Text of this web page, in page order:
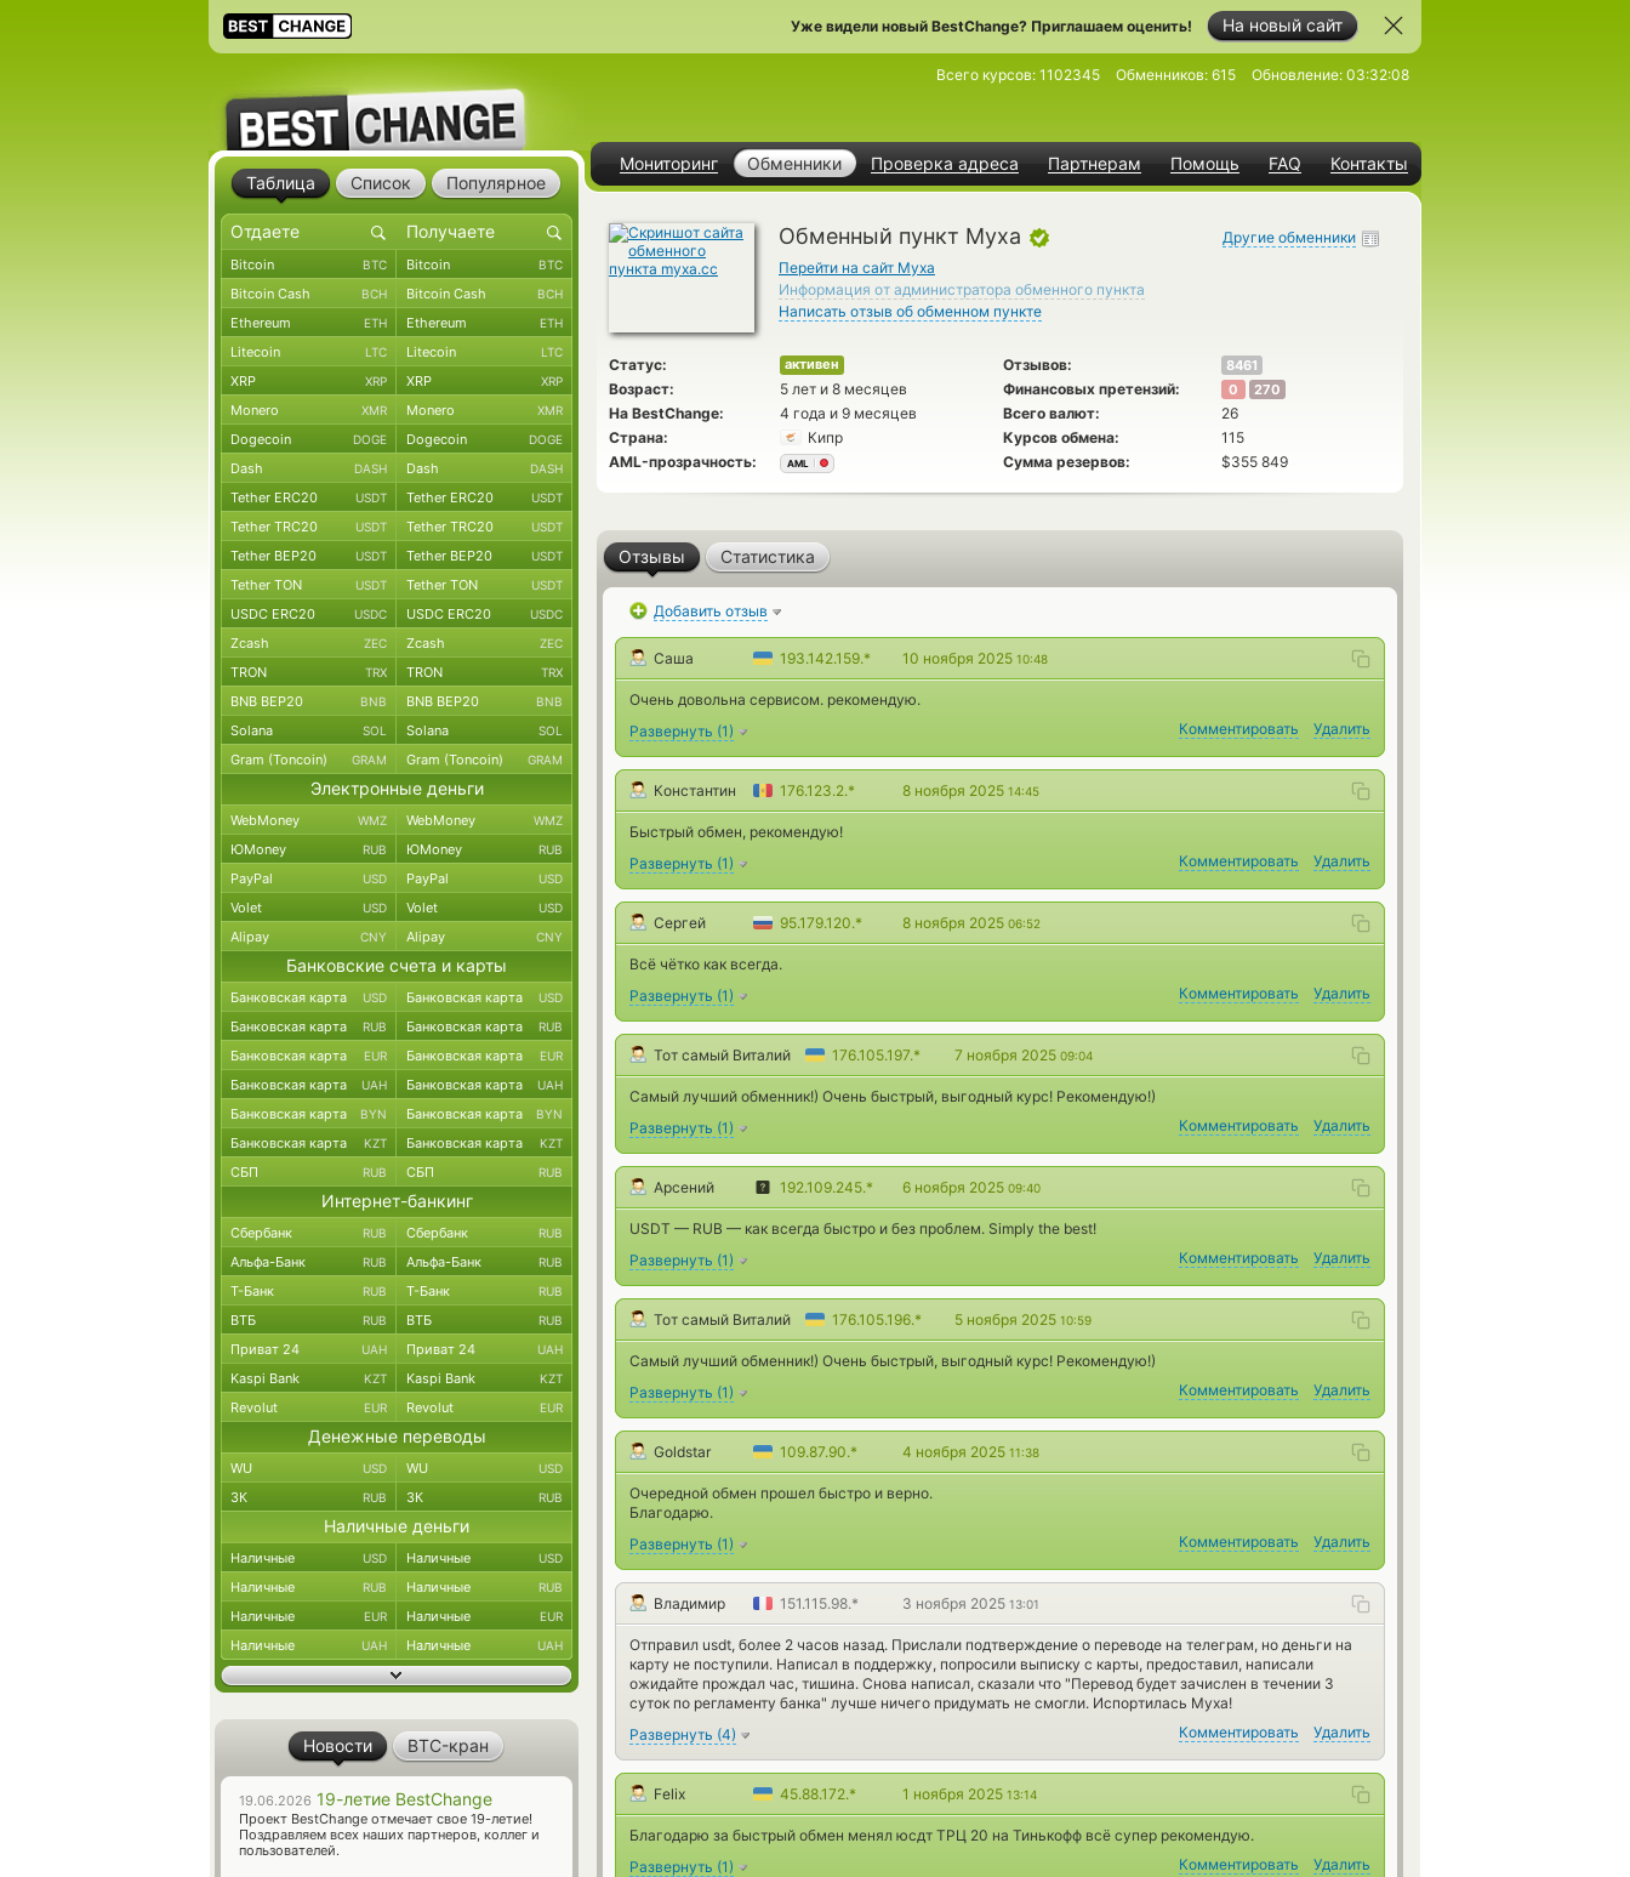
На новый сайт
Уже видели новый BestChange? Приглашаем оценить!
Мониторинг Обменники Проверка адреса Партнерам Помощь FAQ Контакты
Всего курсов: 1102345 Обменников: 615 Обновление: 03:32:08
Обменный пункт Муха
Перейти на сайт Муха
Информация от администратора обменного пункта
Написать отзыв об обменном пункте
Другие обменники
Статус: активен Отзывов: 8461
Возраст: 5 лет и 8 месяцев Финансовых претензий: 0 270
На BestChange: 4 года и 9 месяцев Всего валют:
26
Страна:
Кипр Курсов обмена:
115
AML-прозрачность:
AML Сумма резервов: $355 849
Отзывы Статистика
Добавить отзыв
Саша 193.142.159.* 10 ноября 2025 10:48
Очень довольна сервисом. рекомендую.
Развернуть (1) Комментировать Удалить
Константин 176.123.2.* 8 ноября 2025 14:45
Быстрый обмен, рекомендую!
Развернуть (1) Комментировать Удалить
Сергей 95.179.120.* 8 ноября 2025 06:52
Всё чётко как всегда.
Развернуть (1) Комментировать Удалить
Тот самый Виталий 176.105.197.* 7 ноября 2025 09:04
Самый лучший обменник!) Очень быстрый, выгодный курс! Рекомендую!)
Развернуть (1) Комментировать Удалить
Арсений 192.109.245.* 6 ноября 2025 09:40
USDT — RUB — как всегда быстро и без проблем. Simply the best!
Развернуть (1) Комментировать Удалить
Тот самый Виталий 176.105.196.* 5 ноября 2025 10:59
Самый лучший обменник!) Очень быстрый, выгодный курс! Рекомендую!)
Развернуть (1) Комментировать Удалить
Goldstar 109.87.90.* 4 ноября 2025 11:38
Очередной обмен прошел быстро и верно.
Благодарю.
Развернуть (1) Комментировать Удалить
Владимир 151.115.98.* 3 ноября 2025 13:01
Отправил usdt, более 2 часов назад. Прислали подтверждение о переводе на телеграм, но деньги на
карту не поступили. Написал в поддержку, попросили выписку с карты, предоставил, написали
ожидайте прождал час, тишина. Снова написал, сказали что "Перевод будет зачислен в течении 3
суток по регламенту банка" лучше ничего придумать не смогли. Испортилась Муха!
Развернуть (4) Комментировать Удалить
Felix 45.88.172.* 1 ноября 2025 13:14
Благодарю за быстрый обмен менял юсдт ТРЦ 20 на Тинькофф всё супер рекомендую.
Развернуть (1) Комментировать Удалить
Таблица Список Популярное
Bitcoin BTC Bitcoin BTC
Bitcoin Cash BCH Bitcoin Cash BCH
Ethereum ETH Ethereum ETH
Litecoin LTC Litecoin LTC
XRP XRP XRP XRP
Monero XMR Monero XMR
Dogecoin DOGE Dogecoin DOGE
Dash DASH Dash DASH
Tether ERC20 USDT Tether ERC20 USDT
Tether TRC20 USDT Tether TRC20 USDT
Tether BEP20 USDT Tether BEP20 USDT
Tether TON USDT Tether TON USDT
USDC ERC20 USDC USDC ERC20 USDC
Zcash ZEC Zcash ZEC
TRON TRX TRON TRX
BNB BEP20 BNB BNB BEP20 BNB
Solana SOL Solana SOL
Gram (Toncoin) GRAM Gram (Toncoin) GRAM
Электронные деньги
WebMoney WMZ WebMoney WMZ
ЮMoney RUB ЮMoney RUB
PayPal USD PayPal USD
Volet USD Volet USD
Alipay CNY Alipay CNY
Банковские счета и карты
Банковская карта USD Банковская карта USD
Банковская карта RUB Банковская карта RUB
Банковская карта EUR Банковская карта EUR
Банковская карта UAH Банковская карта UAH
Банковская карта BYN Банковская карта BYN
Банковская карта KZT Банковская карта KZT
СБП RUB СБП RUB
Интернет-банкинг
Сбербанк RUB Сбербанк RUB
Альфа-Банк RUB Альфа-Банк RUB
Т-Банк RUB Т-Банк RUB
ВТБ RUB ВТБ RUB
Приват 24 UAH Приват 24 UAH
Kaspi Bank KZT Kaspi Bank KZT
Revolut EUR Revolut EUR
Денежные переводы
WU USD WU USD
ЗК RUB ЗК RUB
Наличные деньги
Наличные USD Наличные USD
Наличные RUB Наличные RUB
Наличные EUR Наличные EUR
Наличные UAH Наличные UAH
Новости BTC-кран
19.06.2026 19-летие BestChange
Проект BestChange отмечает свое 19-летие!
Поздравляем всех наших партнеров, коллег и
пользователей.